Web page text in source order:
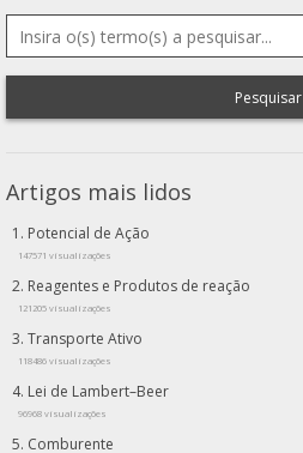
Pesquisar
Artigos mais lidos
Potencial de Ação
147571 visualizações
Reagentes e Produtos de reação
121205 visualizações
Transporte Ativo
118486 visualizações
Lei de Lambert–Beer
96968 visualizações
Comburente